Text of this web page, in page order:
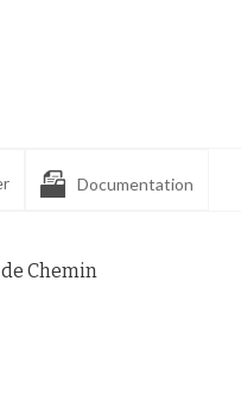
Documentation
Chemin